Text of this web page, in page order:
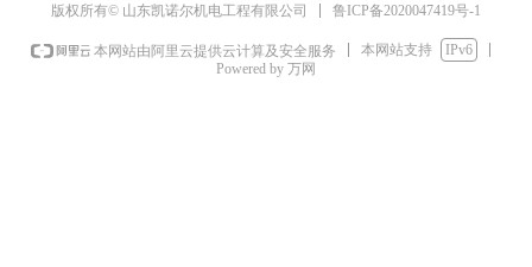
版权所有© 山东凯诺尔机电工程有限公司 鲁ICP备2020047419号-1
本网站由阿里云提供云计算及安全服务 本网站支持
IPv6
Powered by 万网